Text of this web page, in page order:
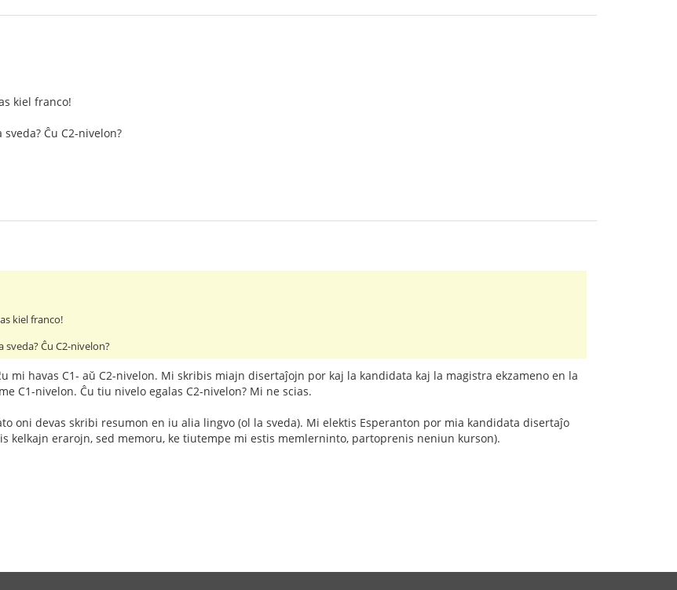
kiel franco!
Ĉu C2-nivelon?
kiel franco!
sveda? Ĉu C2-nivelon?
mi havas C1- aŭ C2-nivelon. Mi skribis miajn disertaĵojn por kaj la kandidata kaj la magistra ekzameno en la
C1-nivelon. Ĉu tiu nivelo egalas C2-nivelon? Mi ne scias.
oni devas skribi resumon en iu alia lingvo (ol la sveda). Mi elektis Esperanton por mia kandidata disertaĵo
kelkajn erarojn, sed memoru, ke tiutempe mi estis memlerninto, partoprenis neniun kurson).